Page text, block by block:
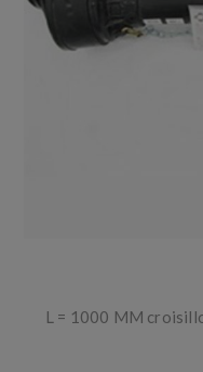
L = 1000 MM